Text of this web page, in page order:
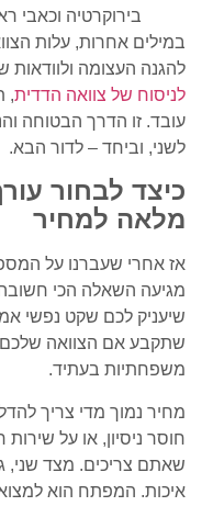
בירוקרטיה וכאבי
במילים אחרות, עלות
להגנה העצומה
לניסוח של צוואה הדדית,
עובד. זו הדרך הבטוחה
לשני, וביחד – לדור הבא.
כיצד לבחור
מלאה למחיר
אז אחרי שעברנו על
מגיעה השאלה הכי
שיעניק לכם שקט נפשי
שתקבע אם הצוואה
משפחתיות בעתיד.
מחיר נמוך מדי צריך
חוסר ניסיון, או על
שאתם צריכים. מצד שני,
איכות. המפתח הוא